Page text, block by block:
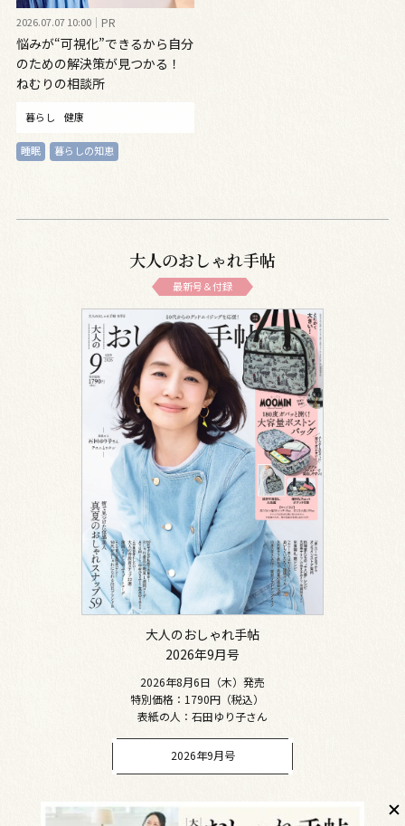
2026.07.07 10:00 PR
悩みが“可視化”できるから自分
のための解決策が見つかる！
ねむりの相談所
暮らし 健康
睡眠 暮らしの知恵
大人のおしゃれ手帖
最新号＆付録
大人のおしゃれ手帖
2026年9月号
2026年8月6日（木）発売
特別価格：1790円（税込）
表紙の人：石田ゆり子さん
2026年9月号